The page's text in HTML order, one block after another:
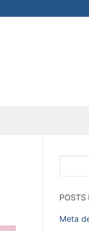
POSTS
Meta